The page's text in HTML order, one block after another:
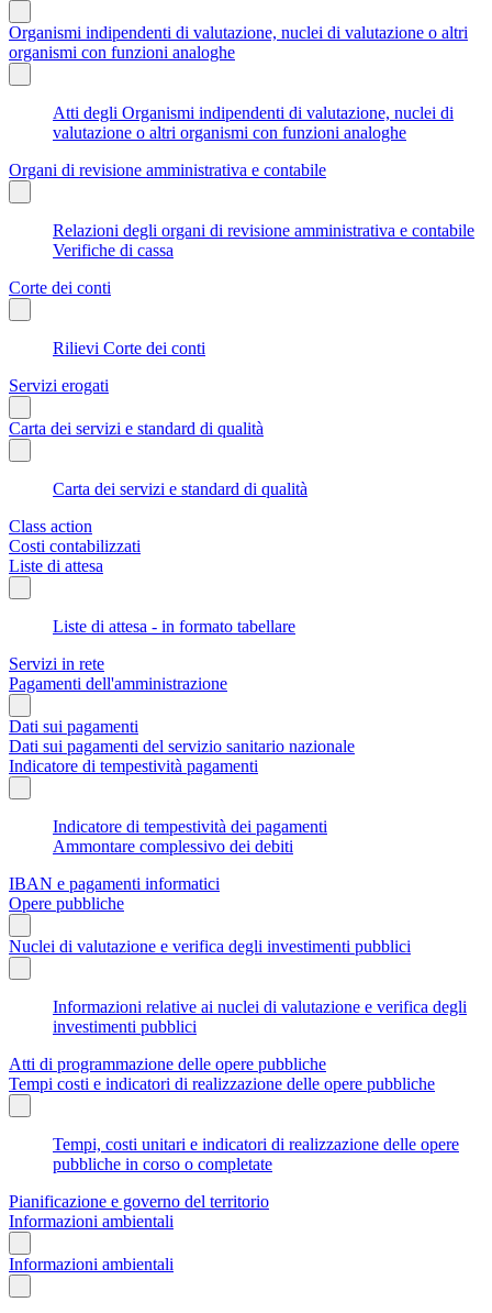
Organismi indipendenti di valutazione, nuclei di valutazione o altri
organismi con funzioni analoghe
Atti degli Organismi indipendenti di valutazione, nuclei di
valutazione o altri organismi con funzioni analoghe
Organi di revisione amministrativa e contabile
Relazioni degli organi di revisione amministrativa e contabile
Verifiche di cassa
Corte dei conti
Rilievi Corte dei conti
Servizi erogati
Carta dei servizi e standard di qualità
Carta dei servizi e standard di qualità
Class action
Costi contabilizzati
Liste di attesa
Liste di attesa - in formato tabellare
Servizi in rete
Pagamenti dell'amministrazione
Dati sui pagamenti
Dati sui pagamenti del servizio sanitario nazionale
Indicatore di tempestività pagamenti
Indicatore di tempestività dei pagamenti
Ammontare complessivo dei debiti
IBAN e pagamenti informatici
Opere pubbliche
Nuclei di valutazione e verifica degli investimenti pubblici
Informazioni relative ai nuclei di valutazione e verifica degli
investimenti pubblici
Atti di programmazione delle opere pubbliche
Tempi costi e indicatori di realizzazione delle opere pubbliche
Tempi, costi unitari e indicatori di realizzazione delle opere
pubbliche in corso o completate
Pianificazione e governo del territorio
Informazioni ambientali
Informazioni ambientali